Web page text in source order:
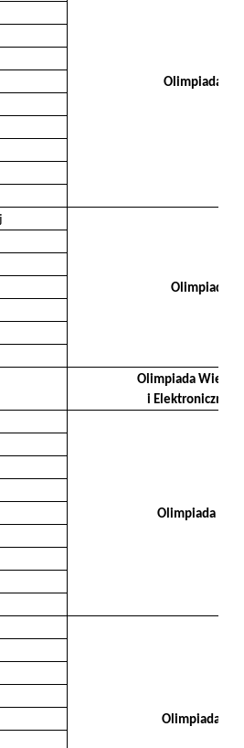
Olimpiada
Olimpiada
Olimpiada Wiedzy
i Elektronicznej
Olimpiada
Olimpiada